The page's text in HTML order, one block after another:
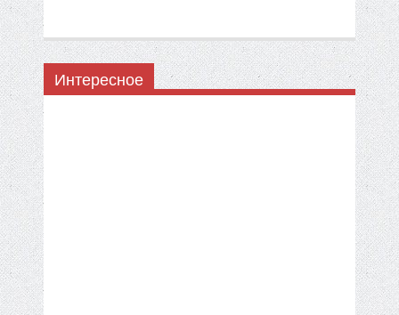
Интересное